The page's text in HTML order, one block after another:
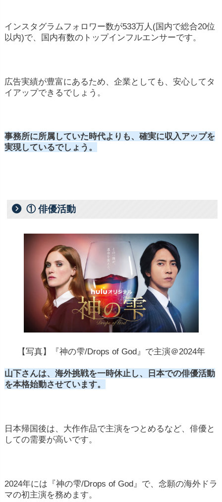
インスタグラムフォロワー数が533万人(国内で総合20位
以内)で、国内有数のトップインフルエンサーです。
広告実績が豊富にあるため、企業としても、安心してタ
イアップできるでしょう。
事務所に所属していた時代よりも、確実に収入アップを
実現しているでしょう。
① 俳優活動
【写真】『神の雫/Drops of God』で主演＠2024年
山下さんは、海外挑戦を一時休止し、日本での俳優活動
を本格始動させています。
日本帰国後は、大作作品で主演をつとめるなど、俳優と
しての需要が高いです。
2024年には『神の雫/Drops of God』で、念願の海外ドラ
マの初主演を務めます。